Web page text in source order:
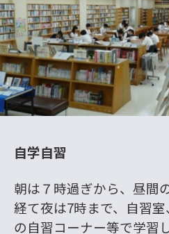
自学自習
朝は７時過ぎから、昼間
経て夜は7時まで、自習
の自習コーナー等で学習